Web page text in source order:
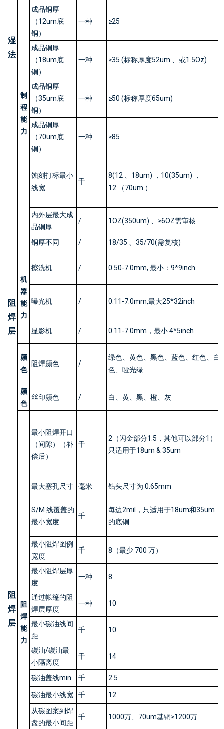
湿
法
制
程
能
力
成品铜厚
（12um底
铜）
一种 ≥25
成品铜厚
（18um底
铜）
一种 ≥35 (标称厚度52um 、或1.5Oz)
成品铜厚
（35um底
铜）
一种 ≥50 (标称厚度65um)
成品铜厚
（70um底
铜）
一种 ≥85
蚀刻打标最小
线宽
千
8(12 、18um) ，10(35um) ，
12 （70um ）
内外层最大成
品铜厚
/ 1OZ(350um) 、≥6OZ需审核
铜厚不同 / 18/35 、35/70(需复核)
阻
焊
层
机
器
能
力
擦洗机 / 0.50-7.0mm, 最小：9*9inch
曝光机 / 0.11-7.0mm,最大25*32inch
显影机 / 0.11-7.0mm，最小 4*5inch
颜
色
阻焊颜色 /
绿色、黄色、黑色、蓝色、红色、白
色、哑光绿
阻
焊
层
颜
色
丝印颜色 / 白、黄、黑、橙、灰
阻
焊
能
力
最小阻焊开口
（间隙）（补
偿后）
千
2（闪金部分1.5，其他可以部分1）
只适用于18um & 35um
最大塞孔尺寸 毫米 钻头尺寸为 0.65mm
S/M 线覆盖的
最小宽度
千
每边2mil，只适用于18um和35um
的底铜
最小阻焊图例
宽度
千 8（最少 700 万）
最小阻焊层厚
度
一种 8
通过帐篷的阻
焊层厚度
一种 10
最小碳油线间
距
千 10
碳油/碳油最
小隔离度
千 14
碳油盖线min 千 2.5
碳油最小线宽 千
12
从碳图案到焊
盘的最小间距
千 1000万、70um基铜≥1200万